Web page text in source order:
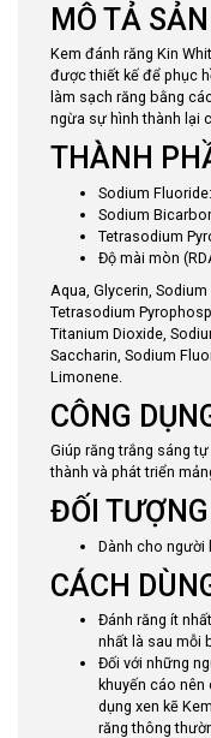
MÔ TẢ
Kem đánh răng Kin
được thiết kế để phục
làm sạch răng bằng
ngừa sự hình thành lại
THÀNH
Sodium
Sodium
Tetrasodium
Độ mài mòn
Aqua, Glycerin,
Tetrasodium
Titanium Dioxide,
Saccharin, Sodium
Limonene.
CÔNG
Giúp răng trắng sáng
thành và phát triển
ĐỐI
Dành cho người
CÁCH
Đánh răng ít
nhất là sau mỗi
Đối với những
khuyến cáo
dụng xen kẽ
răng thông